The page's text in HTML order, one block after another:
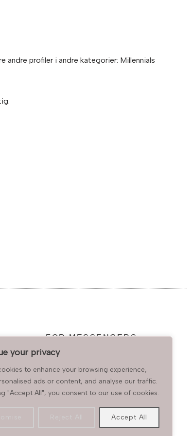
your privacy
to enhance your browsing experience,
ads or content, and analyse our traffic.
"Accept All", you consent to our use of cookies.
Accept All
andre profiler i andre kategorier: Millennials
FOR MESSENGERS:
BEHRENS GATE 5